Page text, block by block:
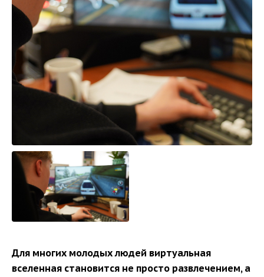
Для многих молодых людей виртуальная
вселенная становится не просто развлечением, а